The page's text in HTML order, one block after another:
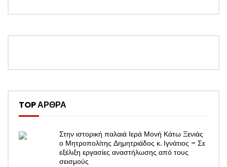
TOP ΑΡΘΡΑ
Στην ιστορική παλαιά Ιερά Μονή Κάτω Ξενιάς
ο Μητροπολίτης Δημητριάδος κ. Ιγνάτιος – Σε
εξέλιξη εργασίες αναστήλωσης από τους
σεισμούς